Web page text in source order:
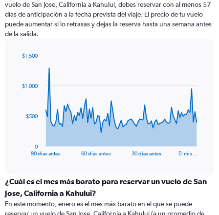
vuelo de San Jose, California a Kahului, debes reservar con al menos 57
días de anticipación a la fecha prevista del viaje. El precio de tu vuelo
puede aumentar si lo retrasas y dejas la reserva hasta una semana antes
de la salida.
data
The
categories.
Range:
91
categories.
90 días antes 60 días antes 30 días antes El mis…
0
$500
$1.000
$1.500
¿Cuál es el mes más barato para reservar un vuelo de San
Jose, California a Kahului?
En este momento, enero es el mes más barato en el que se puede